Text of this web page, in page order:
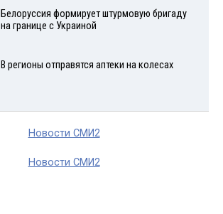
Белоруссия формирует штурмовую бригаду
на границе с Украиной
В регионы отправятся аптеки на колесах
Новости СМИ2
Новости СМИ2